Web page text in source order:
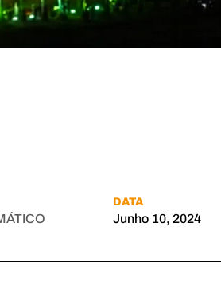
DATA
Junho 10, 2024